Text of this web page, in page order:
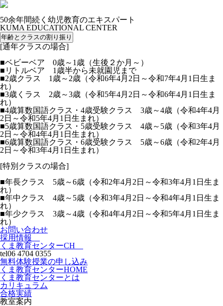
50余年間続く幼児教育のエキスパート
KUMA EDUCATIONAL CENTER
年齢とクラスの割り振り
[通年クラスの場合]
■ベビーベア 0歳～1歳（生後２か月～）
■リトルベア 1歳半から未就園児まで
■2歳クラス 1歳～2歳（令和6年4月2日～令和7年4月1日生ま
れ）
■3歳くラス 2歳～3歳（令和5年4月2日～令和6年4月1日生ま
れ）
■4歳算数国語クラス・4歳受験クラス 3歳～4歳（令和4年4月
2日～令和5年4月1日生まれ）
■5歳算数国語クラス・5歳受験クラス 4歳～5歳（令和3年4月
2日～令和4年4月1日生まれ）
■6歳算数国語クラス・6歳受験クラス 5歳～6歳（令和2年4月
2日～令和3年4月1日生まれ）
[特別クラスの場合]
■年長クラス 5歳～6歳（令和2年4月2日～令和3年4月1日生ま
れ）
■年中クラス 4歳～5歳（令和3年4月2日～令和4年4月1日生ま
れ）
■年少クラス 3歳～4歳（令和4年4月2日～令和5年4月1日生ま
れ）
お問い合わせ
採用情報
くま教育センターCH
tel06 4704 0355
無料体験授業の申し込み
くま教育センターHOME
くま教育センターとは
カリキュラム
合格実績
教室案内